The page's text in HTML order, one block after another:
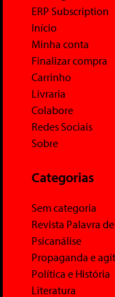
ERP Subscription
Início
Minha conta
Finalizar compra
Carrinho
Livraria
Colabore
Redes Sociais
Sobre
Categorias
Sem categoria
Revista Palavra
Psicanálise
Propaganda e
Política e História
Literatura